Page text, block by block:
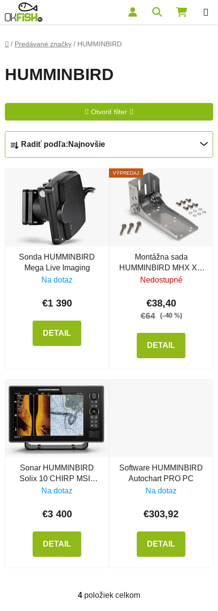
Prejsť na obsah Hľadať
Domov
/ Predávané značky / HUMMINBIRD
HUMMINBIRD
Otvoriť filter
Radenie produktov
Radiť podľa: Najnovšie
Výpis produktov
Sonda HUMMINBIRD
Mega Live Imaging
Na dotaz
€1 390
DETAIL
VÝPREDAJ
Montážna sada
HUMMINBIRD MHX XM
HW
Nedostupné
€38,40
€64 (–40 %)
DETAIL
Sonar HUMMINBIRD
Solix 10 CHIRP MSI+
GPS G3
Na dotaz
€3 400
DETAIL
Software HUMMINBIRD
Autochart PRO PC
Na dotaz
€303,92
DETAIL
Ovládacie prvky výpisu
4 položiek celkom